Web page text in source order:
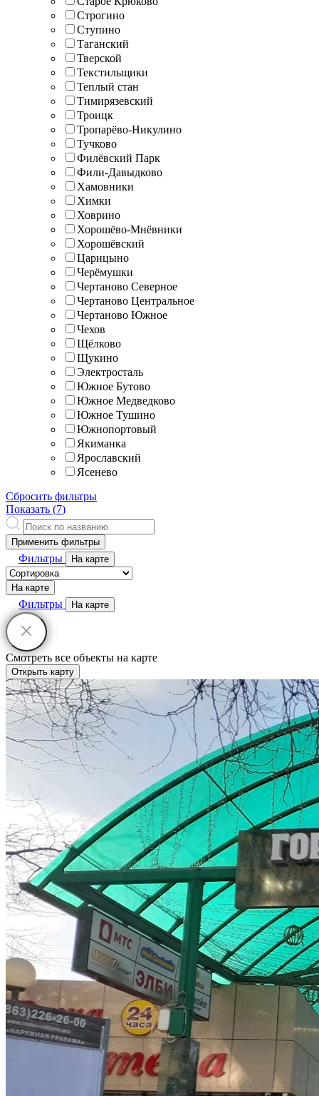
Строгино
Ступино
Таганский
Тверской
Текстильщики
Теплый стан
Тимирязевский
Троицк
Тропарёво-Никулино
Тучково
Филёвский Парк
Фили-Давыдково
Хамовники
Химки
Ховрино
Хорошёво-Мнёвники
Хорошёвский
Царицыно
Черёмушки
Чертаново Северное
Чертаново Центральное
Чертаново Южное
Чехов
Щёлково
Щукино
Электросталь
Южное Бутово
Южное Медведково
Южное Тушино
Южнопортовый
Якиманка
Ярославский
Ясенево
Сбросить фильтры
Показать (7)
Применить фильтры
Фильтры На карте
На карте
Фильтры На карте
Смотреть все объекты на карте
Открыть карту